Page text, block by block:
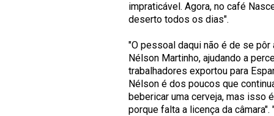
impraticável. Agora, no café
deserto todos os dias".
"O pessoal daqui não é de se pôr
Nélson Martinho, ajudando a
trabalhadores exportou para
Nélson é dos poucos que
bebericar uma cerveja, mas isso
porque falta a licença da